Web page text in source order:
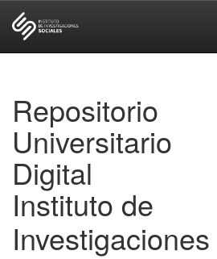
Repositorio
Universitario
Digital
Instituto de